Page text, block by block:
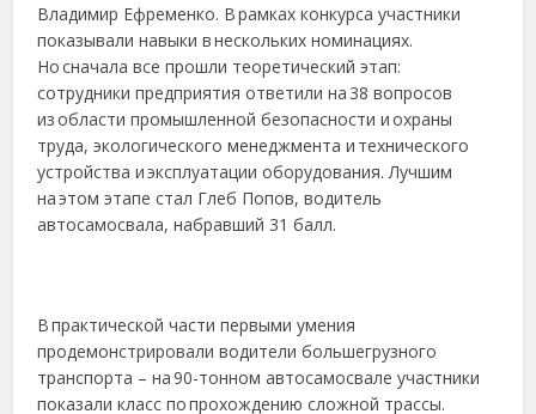
Владимир Ефременко. В рамках конкурса участники
показывали навыки в нескольких номинациях.
Но сначала все прошли теоретический этап:
сотрудники предприятия ответили на 38 вопросов
из области промышленной безопасности и охраны
труда, экологического менеджмента и технического
устройства и эксплуатации оборудования. Лучшим
на этом этапе стал Глеб Попов, водитель
автосамосвала, набравший 31 балл.
В практической части первыми умения
продемонстрировали водители большегрузного
транспорта – на 90-тонном автосамосвале участники
показали класс по прохождению сложной трассы.